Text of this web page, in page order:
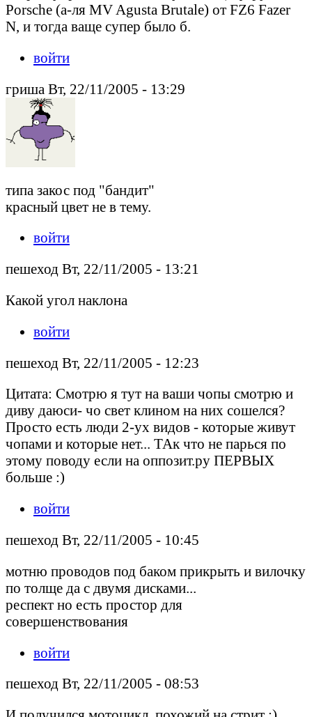
Porsche (а-ля MV Agusta Brutale) от FZ6 Fazer
N, и тогда ваще супер было б.
войти
гриша Вт, 22/11/2005 - 13:29
типа закос под "бандит"
красный цвет не в тему.
войти
пешеход Вт, 22/11/2005 - 13:21
Какой угол наклона
войти
пешеход Вт, 22/11/2005 - 12:23
Цитата: Смотрю я тут на ваши чопы смотрю и
диву даюси- чо свет клином на них сошелся?
Просто есть люди 2-ух видов - которые живут
чопами и которые нет... ТАк что не парься по
этому поводу если на оппозит.ру ПЕРВЫХ
больше :)
войти
пешеход Вт, 22/11/2005 - 10:45
мотню проводов под баком прикрыть и вилочку
по толще да с двумя дисками...
респект но есть простор для
совершенствования
войти
пешеход Вт, 22/11/2005 - 08:53